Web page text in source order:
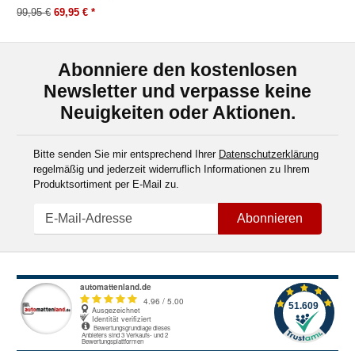
99,95 € 69,95 € *
Abonniere den kostenlosen
Newsletter und verpasse keine
Neuigkeiten oder Aktionen.
Bitte senden Sie mir entsprechend Ihrer Datenschutzerklärung
regelmäßig und jederzeit widerruflich Informationen zu Ihrem
Produktsortiment per E-Mail zu.
Abonnieren